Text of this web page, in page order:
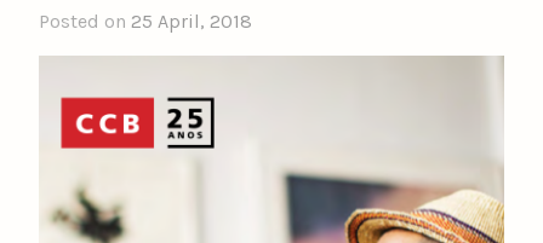
Posted on 25 April, 2018